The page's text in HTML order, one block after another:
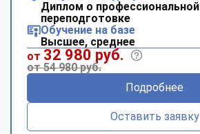
Диплом о профессиональной
переподготовке
Обучение на базе
Высшее, среднее
от 32 980 руб.
от 54 980 руб.
Подробнее
Оставить заявку